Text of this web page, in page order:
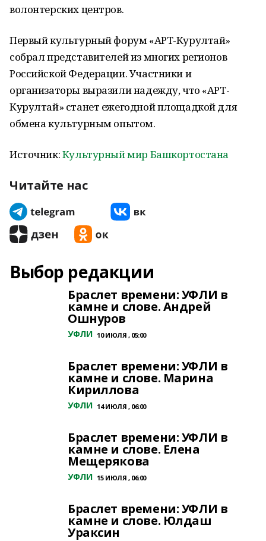
волонтерских центров.
Первый культурный форум «АРТ-Курултай»
собрал представителей из многих регионов
Российской Федерации. Участники и
организаторы выразили надежду, что «АРТ-
Курултай» станет ежегодной площадкой для
обмена культурным опытом.
Источник:Культурный мир Башкортостана
Читайте нас
Выбор редакции
Браслет времени: УФЛИ в
камне и слове. Андрей
Ошнуров
УФЛИ 10 ИЮЛЯ , 05:00
Браслет времени: УФЛИ в
камне и слове. Марина
Кириллова
УФЛИ 14 ИЮЛЯ , 06:00
Браслет времени: УФЛИ в
камне и слове. Елена
Мещерякова
УФЛИ 15 ИЮЛЯ , 06:00
Браслет времени: УФЛИ в
камне и слове. Юлдаш
Ураксин